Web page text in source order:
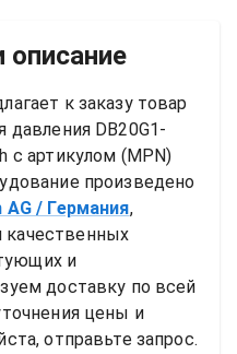
описание
к заказу товар
давления DB20G1-
произведено
AG / Германия,
и
доставку по всей
цены и
отправьте запрос.